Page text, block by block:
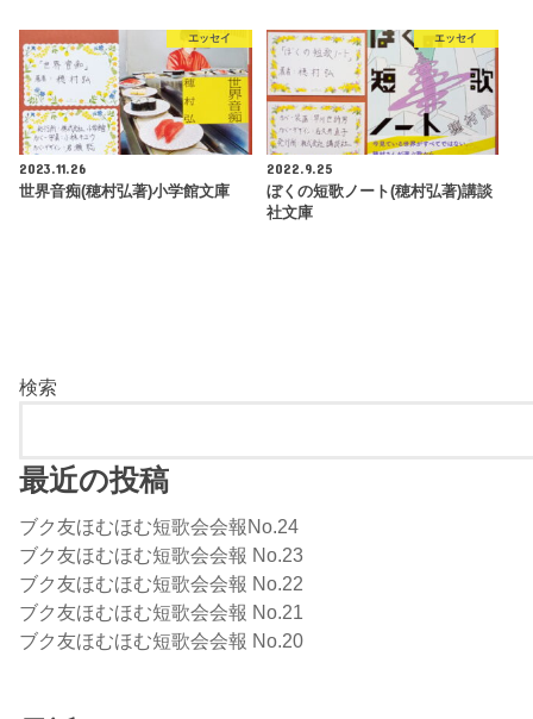
エッセイ
2023.11.26
世界音痴(穂村弘著)小学館文庫
エッセイ
2022.9.25
ぼくの短歌ノート(穂村弘著)講談
社文庫
検索
最近の投稿
ブク友ほむほむ短歌会会報No.24
ブク友ほむほむ短歌会会報 No.23
ブク友ほむほむ短歌会会報 No.22
ブク友ほむほむ短歌会会報 No.21
ブク友ほむほむ短歌会会報 No.20